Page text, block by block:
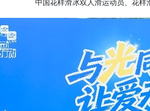
中国花样滑冰双人滑运动员、花样